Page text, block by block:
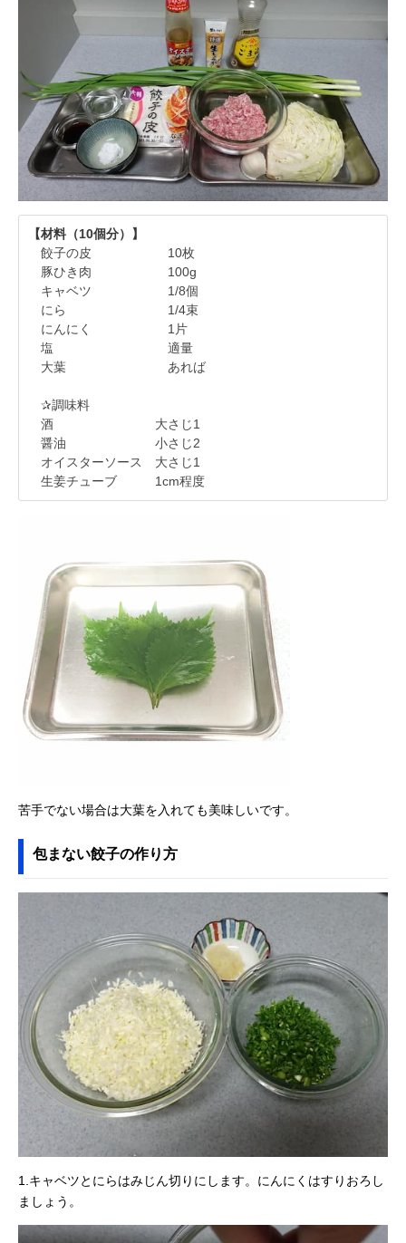
【材料（10個分）】
餃子の皮 10枚
豚ひき肉 100g
キャベツ 1/8個
にら 1/4束
にんにく 1片
塩 適量
大葉 あれば
✰調味料
酒 大さじ1
醤油 小さじ2
オイスターソース 大さじ1
生姜チューブ 1cm程度
苦手でない場合は大葉を入れても美味しいです。
包まない餃子の作り方
1.キャベツとにらはみじん切りにします。にんにくはすりおろし
ましょう。